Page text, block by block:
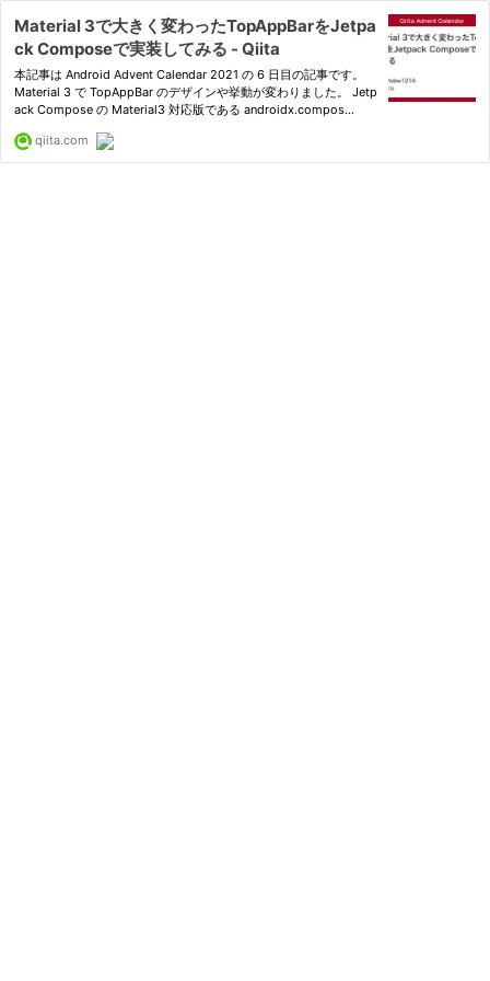
Material 3で大きく変わったTopAppBarをJetpa
ck Composeで実装してみる - Qiita
本記事は Android Advent Calendar 2021 の 6 日目の記事です。
Material 3 で TopAppBar のデザインや挙動が変わりました。 Jetp
ack Compose の Material3 対応版である androidx.compos...
qiita.com